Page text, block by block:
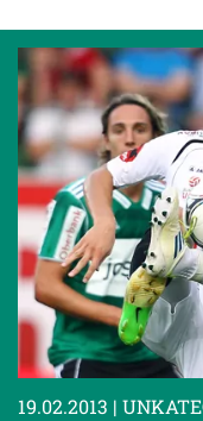
19.02.2013 |